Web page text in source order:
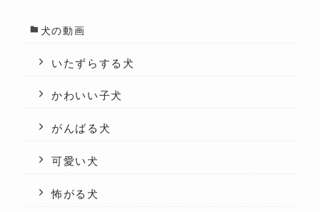
犬の動画
いたずらする犬
かわいい子犬
がんばる犬
可愛い犬
怖がる犬